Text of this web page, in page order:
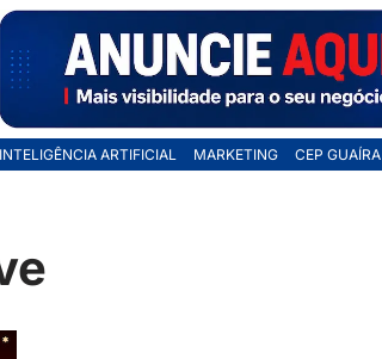
INTELIGÊNCIA ARTIFICIAL MARKETING CEP GUAÍRA